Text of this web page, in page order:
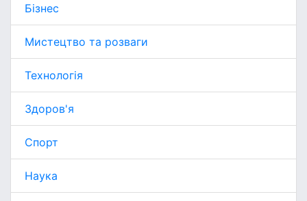
Бізнес
Мистецтво та розваги
Технологія
Здоров'я
Спорт
Наука